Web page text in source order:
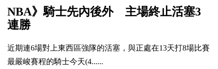
NBA》騎士先內後外 主場終止活塞3
連勝
近期連6場對上東西區強隊的活塞，與正處在13天打8場比賽
最嚴峻賽程的騎士今天(4......